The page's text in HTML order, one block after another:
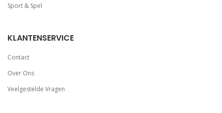
Sport & Spel
KLANTENSERVICE
Contact
Over Ons
Veelgestelde Vragen